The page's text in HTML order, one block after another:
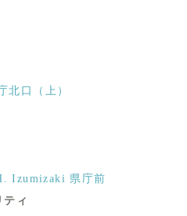
北口（上）
Izumizaki 県庁前
ィ